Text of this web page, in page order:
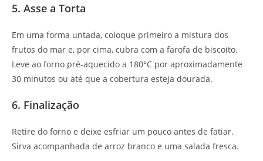
5. Asse a Torta
Em uma forma untada, coloque primeiro a mistura dos
frutos do mar e, por cima, cubra com a farofa de biscoito.
Leve ao forno pré-aquecido a 180°C por aproximadamente
30 minutos ou até que a cobertura esteja dourada.
6. Finalização
Retire do forno e deixe esfriar um pouco antes de fatiar.
Sirva acompanhada de arroz branco e uma salada fresca.